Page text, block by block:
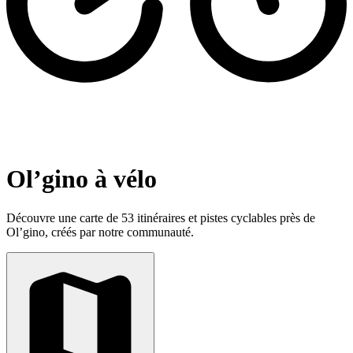
Ol’gino à vélo
Découvre une carte de 53 itinéraires et pistes cyclables près de
Ol’gino, créés par notre communauté.